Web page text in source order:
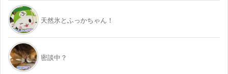
天然氷とふっかちゃん！
密談中？